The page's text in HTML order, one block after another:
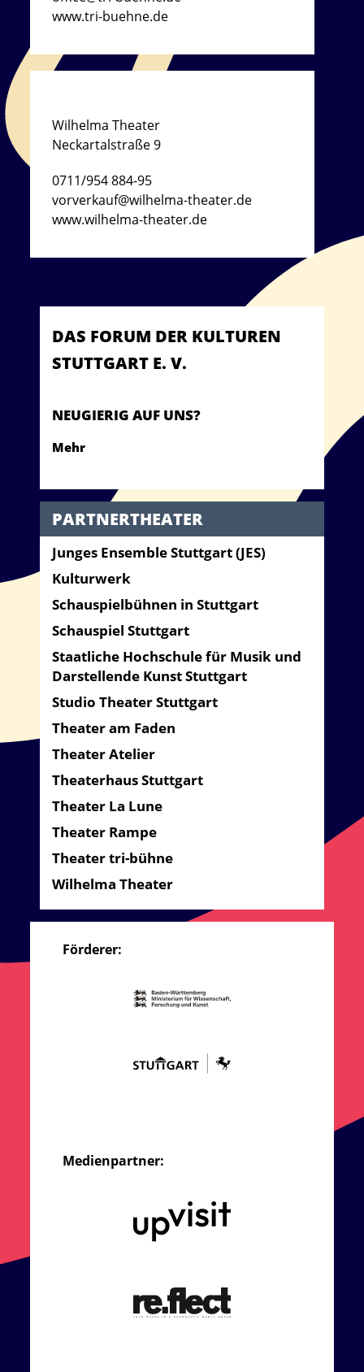
www.tri-buehne.de
Wilhelma Theater
Neckartalstraße 9
0711/954 884-95
vorverkauf@wilhelma-theater.de
www.wilhelma-theater.de
DAS FORUM DER KULTUREN
STUTTGART E. V.
NEUGIERIG AUF UNS?
Mehr
PARTNERTHEATER
Junges Ensemble Stuttgart (JES)
Kulturwerk
Schauspielbühnen in Stuttgart
Schauspiel Stuttgart
Staatliche Hochschule für Musik und
Darstellende Kunst Stuttgart
Studio Theater Stuttgart
Theater am Faden
Theater Atelier
Theaterhaus Stuttgart
Theater La Lune
Theater Rampe
Theater tri-bühne
Wilhelma Theater
Förderer:
Medienpartner: